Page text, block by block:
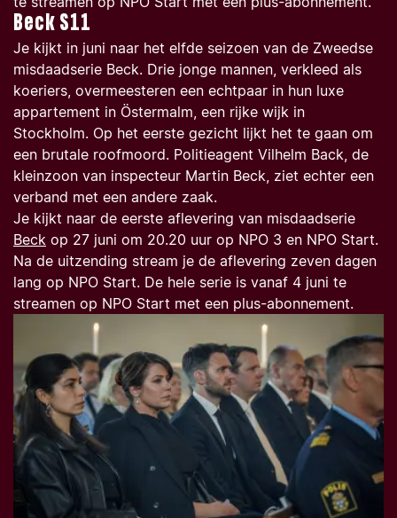
Beck S11
Je kijkt in juni naar het elfde seizoen van de Zweedse
misdaadserie Beck. Drie jonge mannen, verkleed als
koeriers, overmeesteren een echtpaar in hun luxe
appartement in Östermalm, een rijke wijk in
Stockholm. Op het eerste gezicht lijkt het te gaan om
een brutale roofmoord. Politieagent Vilhelm Back, de
kleinzoon van inspecteur Martin Beck, ziet echter een
verband met een andere zaak.
Je kijkt naar de eerste aflevering van misdaadserie
Beck op 27 juni om 20.20 uur op NPO 3 en NPO Start.
Na de uitzending stream je de aflevering zeven dagen
lang op NPO Start. De hele serie is vanaf 4 juni te
streamen op NPO Start met een plus-abonnement.